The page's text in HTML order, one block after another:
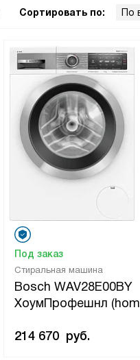
Сортировать по: По
Стиральная машина
Bosch WAV28E00BY
ХоумПрофешнл
белый, инверторный
Под заказ
214 670 руб.